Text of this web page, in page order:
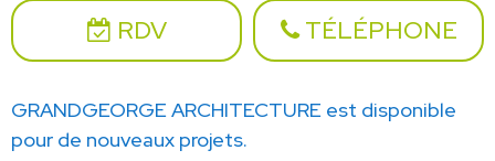
RDV TÉLÉPHONE
GRANDGEORGE ARCHITECTURE est disponible
pour de nouveaux projets.